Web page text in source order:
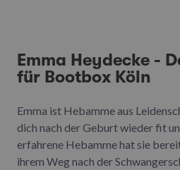
Emma Heydecke -
für Bootbox Köln
Emma ist Hebamme aus
dich nach der Geburt wieder fit
erfahrene Hebamme hat sie
ihrem Weg nach der